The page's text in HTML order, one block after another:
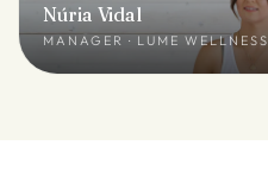
Núria Vidal
MANAGER · LUME WELLNESS